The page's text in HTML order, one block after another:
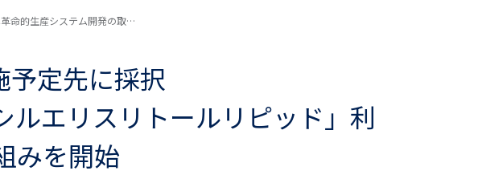
ステム開発の取り組みを開始
予定先に採択
エリスリトールリピッド」利
みを開始